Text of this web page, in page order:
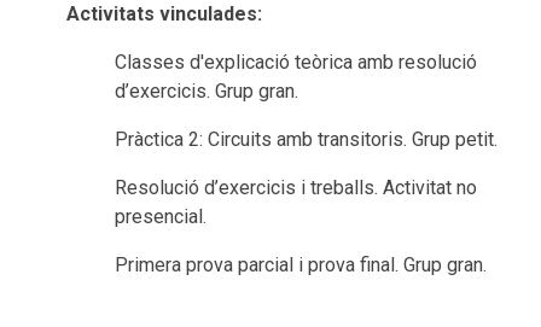
Activitats vinculades:
Classes d'explicació teòrica amb resolució
d’exercicis. Grup gran.
Pràctica 2: Circuits amb transitoris. Grup petit.
Resolució d’exercicis i treballs. Activitat no
presencial.
Primera prova parcial i prova final. Grup gran.